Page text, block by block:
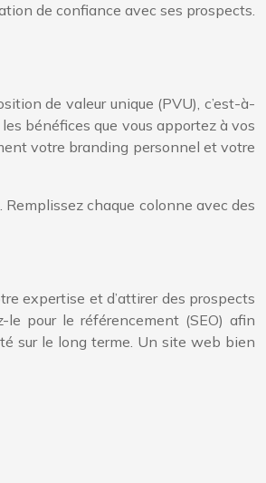
de confiance avec ses prospects.
de valeur unique (PVU), c’est-à-
bénéfices que vous apportez à vos
votre branding personnel et votre
Remplissez chaque colonne avec des
expertise et d’attirer des prospects
pour le référencement (SEO) afin
sur le long terme. Un site web bien